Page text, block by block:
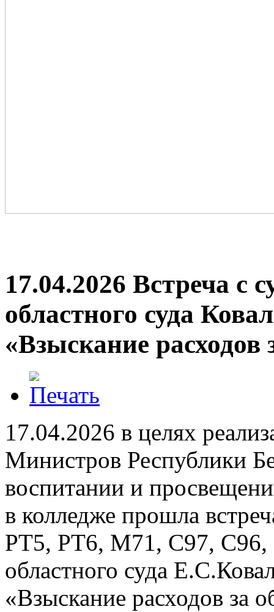
17.04.2026 Встреча с
областного суда
«Взыскание расходов
17.04.2026 в целях
Министров Республики
воспитании и
в колледже прошла
РТ5, РТ6, М71, С97, С96,
областного суда
«Взыскание расходов за